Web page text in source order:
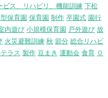
ビス、リハビリ、機能訓練 下松
保育園 保育園 制作 卒園式 園行
内遊び 小規模保育園 戸外遊び 放
火災避難訓練 秋 節分 総合リハビ
ラス 製作 豆まき 運動会 食育 ０